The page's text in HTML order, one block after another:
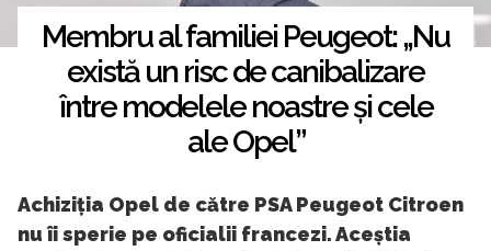
Membru al familiei Peugeot: „Nu
există un risc de canibalizare
între modelele noastre și cele
ale Opel”
Achiziția Opel de către PSA Peugeot Citroen
nu îi sperie pe oficialii francezi. Aceștia